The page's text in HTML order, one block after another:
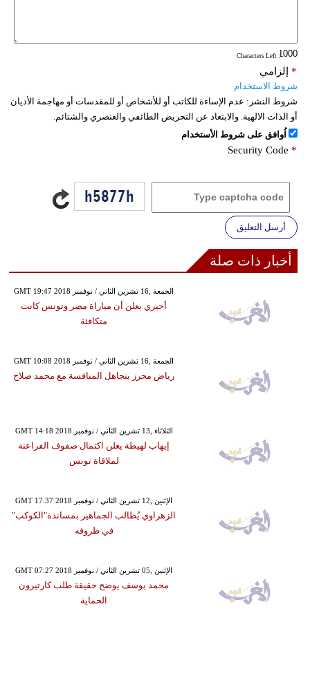
: Characters Left
إلزامي *
شروط الاستخدام
شروط النشر: عدم الإساءة للكاتب أو للأشخاص أو للمقدسات أو مهاجمة الأديان
أو الذات الالهية. والابتعاد عن التحريض الطائفي والعنصري والشتائم.
اُوافق على شروط الأستخدام
Security Code *
أرسل التعليق
أخبار ذات صلة
GMT 19:47 2018 الجمعة ,16 تشرين الثاني / نوفمبر
أجيري يعلن أن مباراة مصر وتونس كانت
متكافئة
GMT 10:08 2018 الجمعة ,16 تشرين الثاني / نوفمبر
رياض محرز يتجاهل المنافسة مع محمد صلاح
GMT 14:18 2018 الثلاثاء ,13 تشرين الثاني / نوفمبر
إيهاب لهيطة يعلن اكتمال صفوف الفراعنة
لملاقاة تونس
GMT 17:37 2018 الإثنين ,12 تشرين الثاني / نوفمبر
الزهراوي يُطالب الجماهير بمساندة"الكوكب"
في ظروفه
GMT 07:27 2018 الإثنين ,05 تشرين الثاني / نوفمبر
محمد يوسف يوضح حقيقة طلب كارتيرون
الحماية